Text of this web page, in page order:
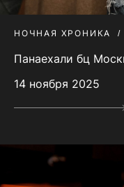
НОЧНАЯ ХРОНИКА
Панаехали бц
14 ноября 2025